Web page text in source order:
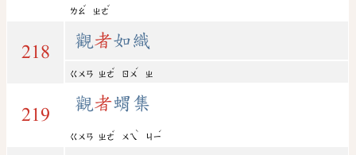
ㄌㄠ
ˇ
ㄓㄜ
ˇ
218
觀者如織
ㄍㄨㄢ ㄓㄜ
ˇ
ㄖㄨ
ˊ
ㄓ
219
觀者蝟集
ㄍㄨㄢ ㄓㄜ
ˇ
ㄨㄟ
ˋ
ㄐㄧ
ˊ